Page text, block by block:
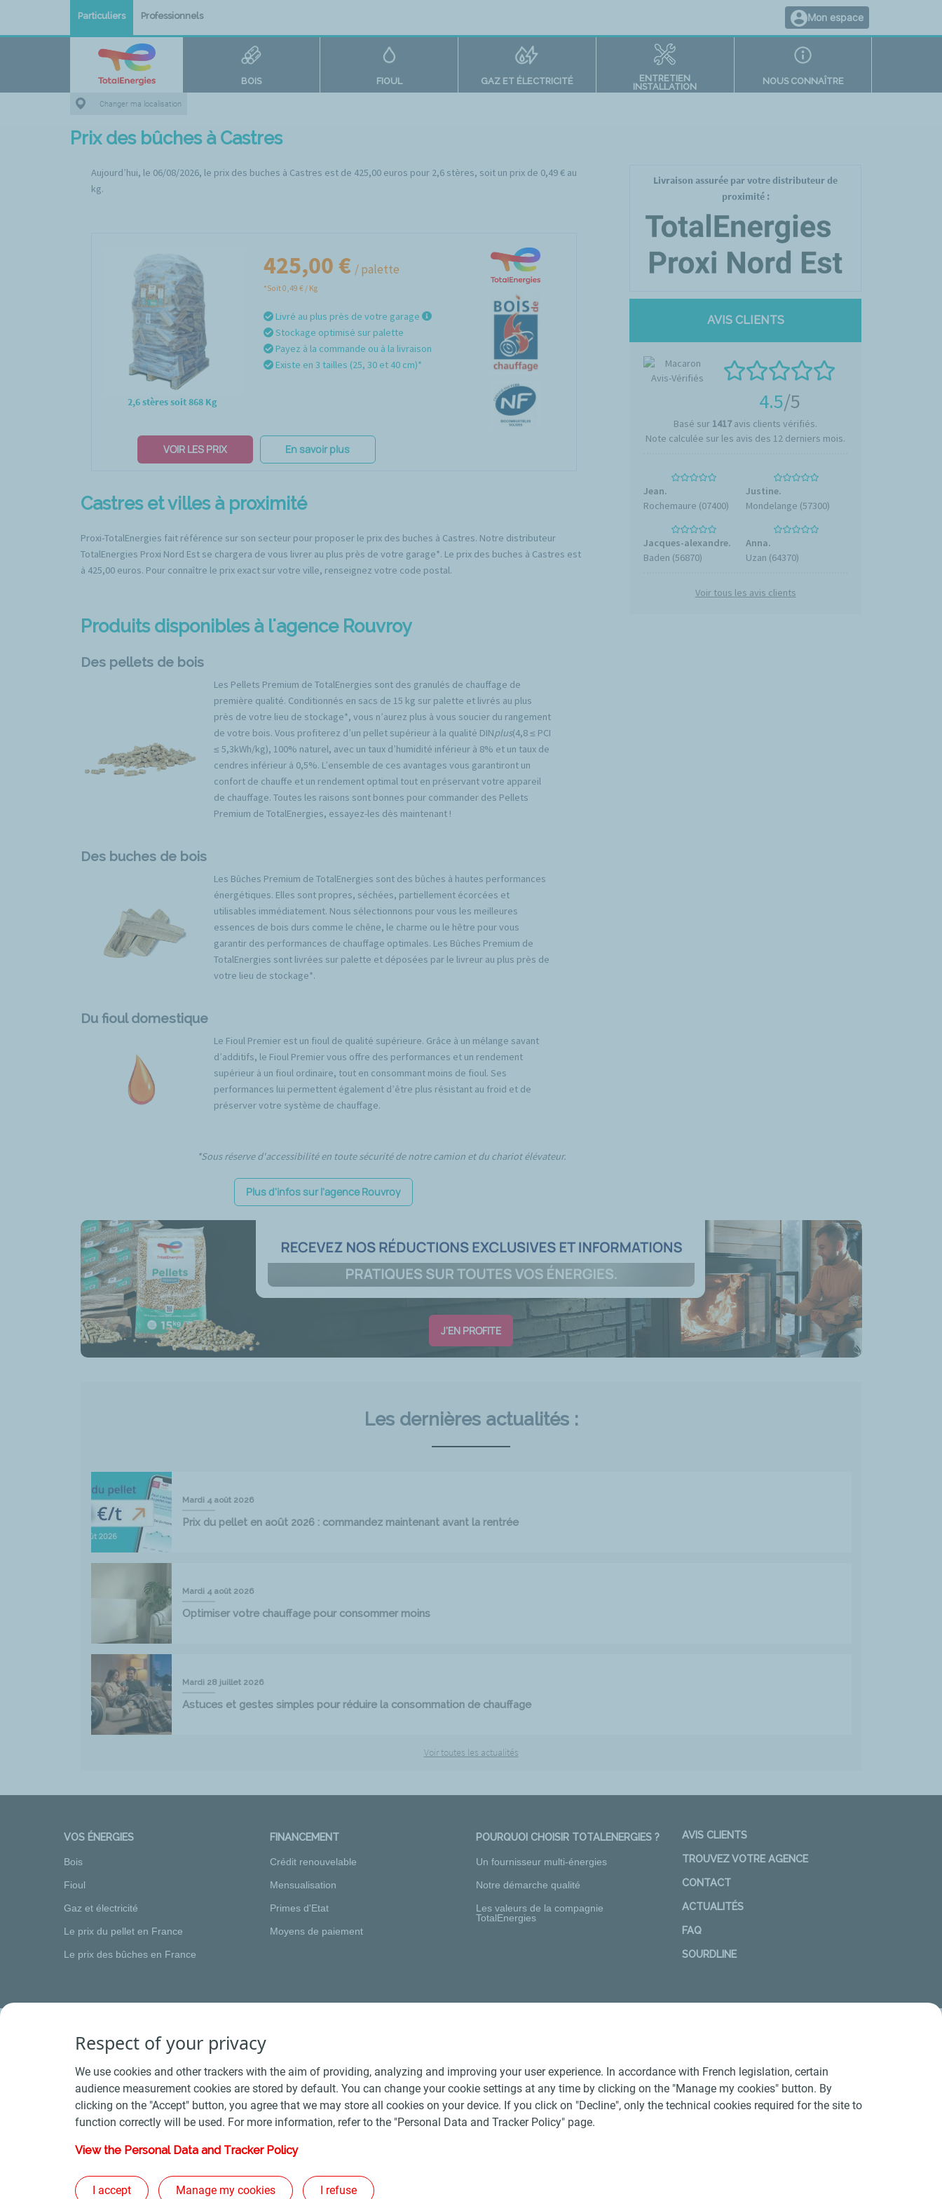
Particuliers Professionnels Mon espace
BOIS FIOUL GAZ ET ÉLECTRICITÉ
ENTRETIEN
INSTALLATION
NOUS CONNAÎTRE
Changer ma localisation
Prix des bûches à Castres
Aujourd’hui, le 06/08/2026, le prix des buches à Castres est de 425,00 euros pour 2,6 stères, soit un prix de 0,49 € au
kg.
2,6 stères soit 868 Kg
425,00 € / palette
*Soit 0,49 € / Kg
Livré au plus près de votre garage
Stockage optimisé sur palette
Payez à la commande ou à la livraison
Existe en 3 tailles (25, 30 et 40 cm)*
VOIR LES PRIX En savoir plus
Castres et villes à proximité
Proxi-TotalEnergies fait référence sur son secteur pour proposer le prix des buches à Castres. Notre distributeur
TotalEnergies Proxi Nord Est se chargera de vous livrer au plus près de votre garage*. Le prix des buches à Castres est
à 425,00 euros. Pour connaître le prix exact sur votre ville, renseignez votre code postal.
Produits disponibles à l'agence Rouvroy
Des pellets de bois
Les Pellets Premium de TotalEnergies sont des granulés de chauffage de
première qualité. Conditionnés en sacs de 15 kg sur palette et livrés au plus
près de votre lieu de stockage*, vous n’aurez plus à vous soucier du rangement
de votre bois. Vous profiterez d’un pellet supérieur à la qualité DINplus(4,8 ≤ PCI
≤ 5,3kWh/kg), 100% naturel, avec un taux d’humidité inférieur à 8% et un taux de
cendres inférieur à 0,5%. L’ensemble de ces avantages vous garantiront un
confort de chauffe et un rendement optimal tout en préservant votre appareil
de chauffage. Toutes les raisons sont bonnes pour commander des Pellets
Premium de TotalEnergies, essayez-les dès maintenant !
Des buches de bois
Les Bûches Premium de TotalEnergies sont des bûches à hautes performances
énergétiques. Elles sont propres, séchées, partiellement écorcées et
utilisables immédiatement. Nous sélectionnons pour vous les meilleures
essences de bois durs comme le chêne, le charme ou le hêtre pour vous
garantir des performances de chauffage optimales. Les Bûches Premium de
TotalEnergies sont livrées sur palette et déposées par le livreur au plus près de
votre lieu de stockage*.
Du fioul domestique
Le Fioul Premier est un fioul de qualité supérieure. Grâce à un mélange savant
d’additifs, le Fioul Premier vous offre des performances et un rendement
supérieur à un fioul ordinaire, tout en consommant moins de fioul. Ses
performances lui permettent également d’être plus résistant au froid et de
préserver votre système de chauffage.
*Sous réserve d'accessibilité en toute sécurité de notre camion et du chariot élévateur.
Plus d'infos sur l'agence Rouvroy
Livraison assurée par votre distributeur de
proximité :
AVIS CLIENTS
4.5/5
Basé sur 1417avis clients vérifiés.
Note calculée sur les avis des 12 derniers mois.
Jean.
Rochemaure (07400)
Justine.
Mondelange (57300)
Jacques-alexandre.
Baden (56870)
Anna.
Uzan (64370)
Voir tous les avis clients
J'EN PROFITE
Les dernières actualités :
Mardi 4 août 2026
Prix du pellet en août 2026 : commandez maintenant avant la rentrée
Mardi 4 août 2026
Optimiser votre chauffage pour consommer moins
Mardi 28 juillet 2026
Astuces et gestes simples pour réduire la consommation de chauffage
Voir toutes les actualités
VOS ÉNERGIES
Bois
Fioul
Gaz et électricité
Le prix du pellet en France
Le prix des bûches en France
FINANCEMENT
Crédit renouvelable
Mensualisation
Primes d'Etat
Moyens de paiement
POURQUOI CHOISIR TOTALENERGIES ?
Un fournisseur multi-énergies
Notre démarche qualité
Les valeurs de la compagnie
TotalEnergies
AVIS CLIENTS
TROUVEZ VOTRE AGENCE
CONTACT
ACTUALITÉS
FAQ
SOURDLINE
Conditions Générales de Vente Bois - Conditions Générales de Vente Produits Pétroliers
Plan du site - Les sites de la compagnie TotalEnergies
Respect of your privacy
We use cookies and other trackers with the aim of providing, analyzing and improving your user experience. In accordance with French legislation, certain
audience measurement cookies are stored by default. You can change your cookie settings at any time by clicking on the "Manage my cookies" button. By
clicking on the "Accept" button, you agree that we may store all cookies on your device. If you click on "Decline", only the technical cookies required for the site to
function correctly will be used. For more information, refer to the "Personal Data and Tracker Policy" page.
View the Personal Data and Tracker Policy
I accept Manage my cookies I refuse